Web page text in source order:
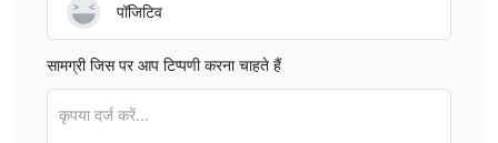
पॉजिटिव
सामग्री जिस पर आप टिप्पणी करना चाहते हैं
कृपया दर्ज करें...